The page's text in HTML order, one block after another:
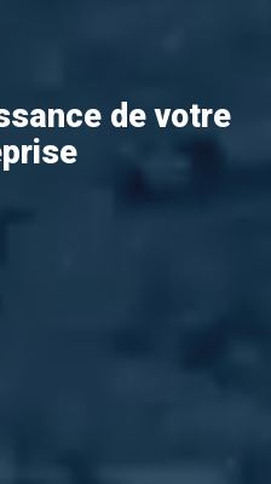
de votre